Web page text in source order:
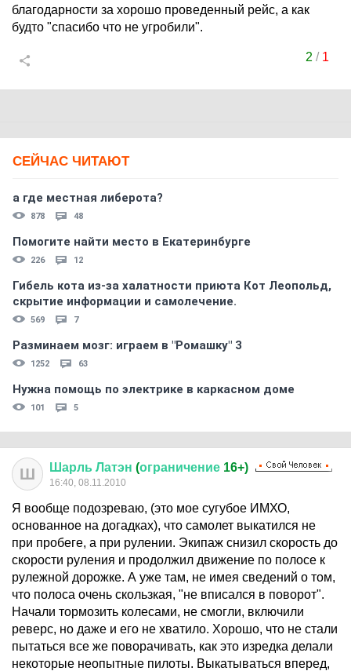
благодарности за хорошо проведенный рейс, а как
будто "спасибо что не угробили".
2 / 1
СЕЙЧАС ЧИТАЮТ
а где местная либерота?
878 48
Помогите найти место в Екатеринбурге
226 12
Гибель кота из-за халатности приюта Кот Леопольд,
скрытиe информации и самолечение.
569 7
Разминаем мозг: играем в "Ромашку" 3
1252 63
Нужна помощь по электрике в каркасном доме
101 5
Ш Шарль Латэн (ограничение 16+)
16:40, 08.11.2010
Я вообще подозреваю, (это мое сугубое ИМХО,
основанное на догадках), что самолет выкатился не
при пробеге, а при рулении. Экипаж снизил скорость до
скорости руления и продолжил движение по полосе к
рулежной дорожке. А уже там, не имея сведений о том,
что полоса очень скользкая, "не вписался в поворот".
Начали тормозить колесами, не смогли, включили
реверс, но даже и его не хватило. Хорошо, что не стали
пытаться все же поворачивать, как это изредка делали
некоторые неопытные пилоты. Выкатываться вперед,